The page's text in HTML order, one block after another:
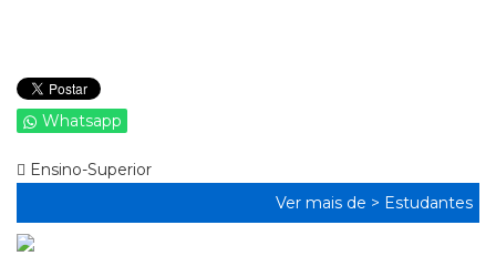
Whatsapp
Ensino-Superior
Ver mais de > Estudantes